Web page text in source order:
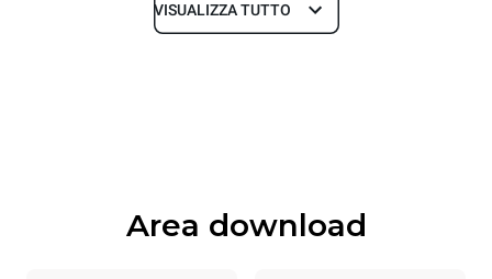
Dimensioni
Specifiche teglia
VISUALIZZA TUTTO
Area download